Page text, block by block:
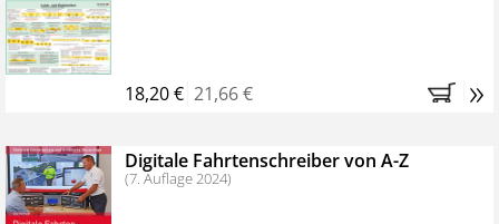
Bestellen Sie jetzt das VerkehrsRundschau Profipaket im
Kennenlern-Abo für zwei Monate (inkl. der derzeitig
Monaten brauchen Sie nichts weiter tun, das
Abonnement endet automatisch, es entstehen keine
weiteren Verpflichtungen.
18,20 € 21,66 € »
Digitale Fahrtenschreiber von A-Z
(7. Auflage 2024)